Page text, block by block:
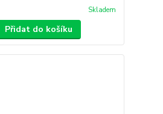
Skladem
Přidat do košíku